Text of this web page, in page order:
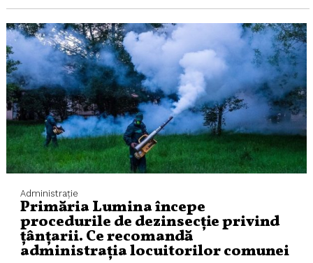
Administraţie
Primăria Lumina începe
procedurile de dezinsecție privind
țânțarii. Ce recomandă
administrația locuitorilor comunei